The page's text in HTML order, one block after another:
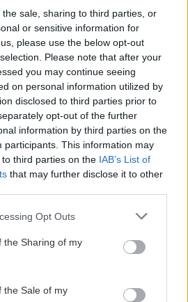
sale, sharing to third parties, or
or sensitive information for
please use the below opt-out
Please note that after your
you may continue seeing
on personal information utilized by
disclosed to third parties prior to
opt-out of the further
information by third parties on the
participants. This information may
third parties on the IAB’s List of
that may further disclose it to other
app uses one or more Google
usage behaviour. You may click to
Google and its third-party tags to
specified purposes in below Google
Opt Outs
the Sharing of my
the Sale of my